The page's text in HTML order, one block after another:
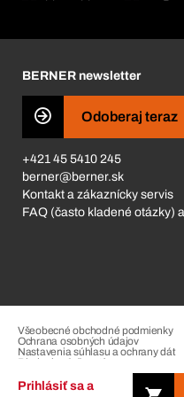
Prihlásiť sa a
Business Conduct
BERNER newsletter
Odoberaj teraz
+421 45 5410 245
berner@berner.sk
Kontakt a zákaznícky servis
FAQ (často kladené otázky)
Všeobecné obchodné podmienky
Ochrana osobných údajov
Nastavenia súhlasu a ochrany dát
Riadenie sťažností